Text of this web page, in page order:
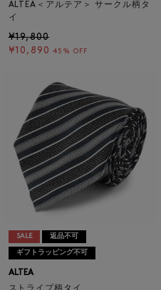
ALTEA＜アルテア＞ サークル柄タ
イ
¥19,800
¥10,890 45% OFF
SALE 返品不可
ギフトラッピング不可
ALTEA